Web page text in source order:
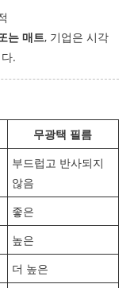
는 매트, 기업은 시각
.
무광택 필름
부드럽고 반사되지
않음
좋은
높은
더 높은